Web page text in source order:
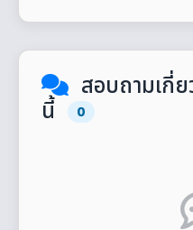
สอบถามเกี่
นี้
0